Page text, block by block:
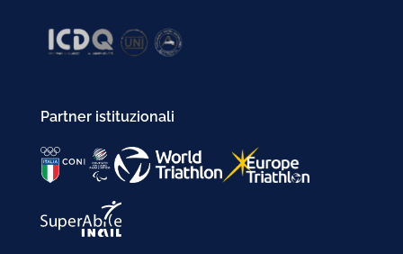
Partner istituzionali